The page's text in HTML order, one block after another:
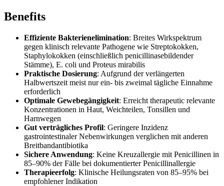
Benefits
Effiziente Bakterienelimination: Breites Wirkspektrum
gegen klinisch relevante Pathogene wie Streptokokken,
Staphylokokken (einschließlich penicillinasebildender
Stämme), E. coli und Proteus mirabilis
Praktische Dosierung: Aufgrund der verlängerten
Halbwertszeit meist nur ein- bis zweimal tägliche Einnahme
erforderlich
Optimale Gewebegängigkeit: Erreicht therapeutic relevante
Konzentrationen in Haut, Weichteilen, Tonsillen und
Harnwegen
Gut verträgliches Profil: Geringere Inzidenz
gastrointestinaler Nebenwirkungen verglichen mit anderen
Breitbandantibiotika
Sichere Anwendung: Keine Kreuzallergie mit Penicillinen in
85–90% der Fälle bei dokumentierter Penicillinallergie
Therapieerfolg: Klinische Heilungsraten von 85–95% bei
empfohlener Indikation